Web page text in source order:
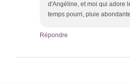
d'Angéline, et moi qui adore
temps pourri, pluie
Répondre